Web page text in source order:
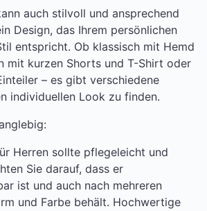
auch stilvoll und ansprechend
Design, das Ihrem persönlichen
entspricht. Ob klassisch mit Hemd
mit kurzen Shorts und T-Shirt oder
– es gibt verschiedene
individuellen Look zu finden.
Herren sollte pflegeleicht und
Sie darauf, dass er
ist und auch nach mehreren
und Farbe behält. Hochwertige